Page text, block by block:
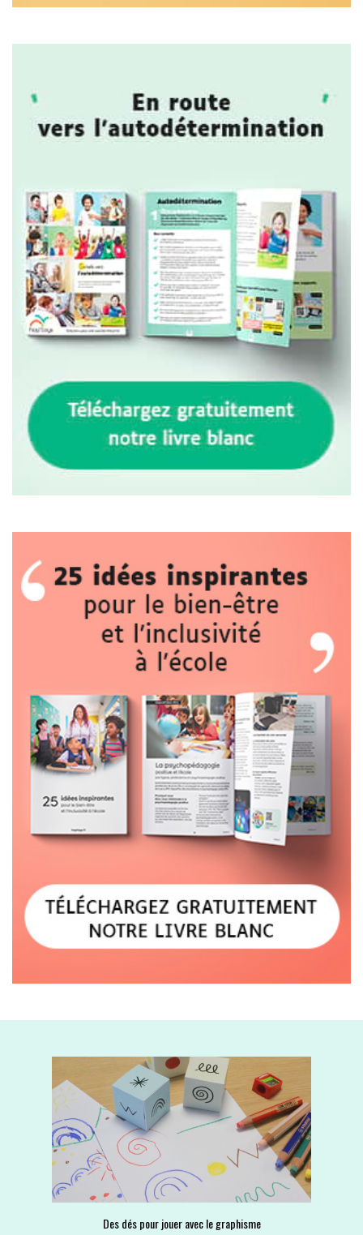
Des dés pour jouer avec le graphisme